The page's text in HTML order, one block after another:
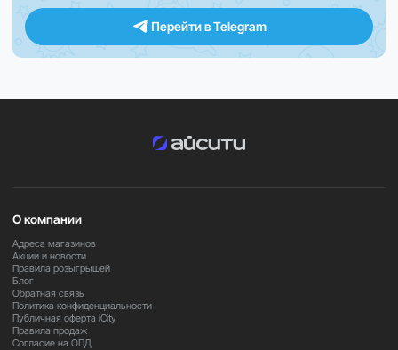
сегодня и получите доступный и надёжный смартфон
для повседневных задач.Перейти в Telegram
О компании
Адреса магазинов
Акции и новости
Правила розыгрышей
Блог
Обратная связь
Политика конфиденциальности
Публичная оферта iCity
Правила продаж
Согласие на ОПД